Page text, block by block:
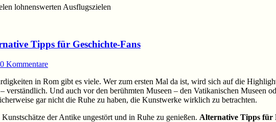
lohnenswerten Ausflugszielen
Tipps für Geschichte-Fans
Kommentare
in Rom gibt es viele. Wer zum ersten Mal da ist, wird sich auf die
verständlich. Und auch vor den berühmten Museen – den Vatikanischen Museen
gar nicht die Ruhe zu haben, die Kunstwerke wirklich zu betrachten.
der Antike ungestört und in Ruhe zu genießen. Alternative Tipps für